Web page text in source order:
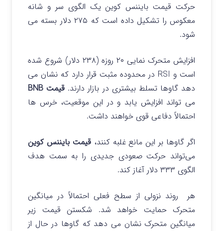
حرکت قیمت بایننس کوین یک الگوی سر و شانه
معکوس را تشکیل داده است که ۲۷۵ دلار بسته می
شود.
افزایش متحرک نمایی ۲۰ روزه (۲۳۸ دلار) شروع شده
است و RSI در محدوده مثبت قرار دارد که نشان می
دهد گاوها تسلط بیشتری در بازار دارند. قیمت BNB
می تواند افزایش یابد و در این موقعیت، خرس ها
احتمالاً دفاعی قوی خواهند داشت.
اگر گاوها بر این مانع غلبه کنند،قیمت بایننس کوین
می‌تواند حرکت صعودی جدیدی را به سمت هدف
الگوی ۳۳۳ دلار آغاز کند.
هر روند نزولی از سطح فعلی احتمالاً در میانگین
متحرک حمایت خواهد شد. شکستن قیمت زیر
میانگین متحرک نشان می دهد که گاوها در حال از